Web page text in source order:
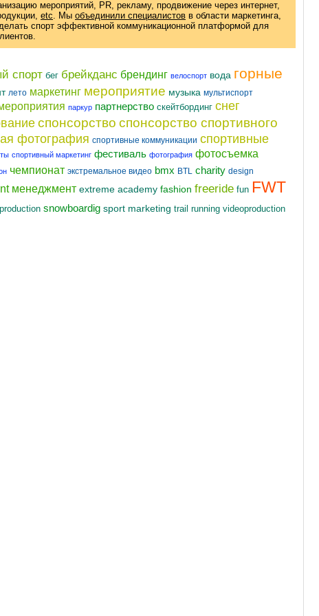
мероприятий, PR, рекламу, продвижение через интернет,
etc . Мы объединили специалистов в области маркетинга,
спорт эффективной коммуникационной платформой для
спорт бег брейкданс брендинг велоспорт вода горные
лето маркетинг мероприятие музыка мультиспорт
паркур партнерство скейтбординг снег
спонсорство спонсорство спортивного
фотография спортивные коммуникации спортивные
спортивный маркетинг фестиваль фотография фотосъемка
чемпионат экстремальное видео bmx BTL charity design
менеджмент extreme academy fashion freeride fun FWT
production snowboardig sport marketing trail running videoproduction